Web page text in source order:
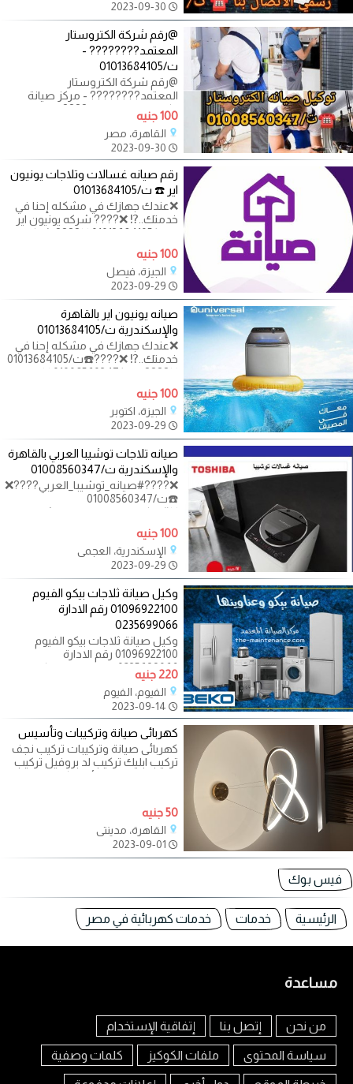
@رقم شركة الكتروستار
المعتمد????‍???? -
ت/01013684105
@رقم شركة الكتروستار
المعتمد????‍???? - مركز صيانة
الكتروستار المعتمد???? ‫صورة من
100 جنيه
القاهرة، مصر
رقم صيانه غسالات وتلاجات يونيون
اير ☎️ ت/01013684105
❌عندك جهازك في مشكله إحنا في
خدمتك..⁉️ ❌???? شركه يونيون اير
☎️ت/01013684105 ❌???? شركه
يونيون
100 جنيه
الجيزة، فيصل
صيانه يونيون اير بالقاهرة
والإسكندرية ت/01013684105
❌عندك جهازك في مشكله إحنا في
خدمتك..⁉️ ❌????☎️ت/01013684105
❌????☎️ت/01008560347 ❌عايز
مكان مضمون تلجأ
100 جنيه
الجيزة، اكتوبر
صيانه تلاجات توشيبا العربي بالقاهرة
والإسكندرية ت/01008560347
❌????#صيانه_توشيبا_العربي????❌
☎️ت/01008560347
❌#مركز_خدمه_وصيانه_توشيبا_خدم
ه_صيانه❌
100 جنيه
الإسكندرية، العجمي
وكيل صيانة ثلاجات بيكو الفيوم
01096922100 رقم الادارة
0235699066
وكيل صيانة ثلاجات بيكو الفيوم
01096922100 رقم الادارة
0235699066 اهم ما يميز مركز صيانة
بيكو قدرته على
220 جنيه
الفيوم، الفيوم
كهربائى صيانة وتركيبات وتأسيس
كهربائى صيانة وتركيبات تركيب نجف
تركيب ابليك تركيب لد بروفيل تركيب
مراوح سقف او حائط تركيب
50 جنيه
القاهرة، مدينتي
فيس بوك
الرئيسية خدمات خدمات كهربائية في مصر
مساعدة
من نحن إتصل بنا إتفاقية الإستخدام
سياسة المحتوى ملفات الكوكيز كلمات وصفية